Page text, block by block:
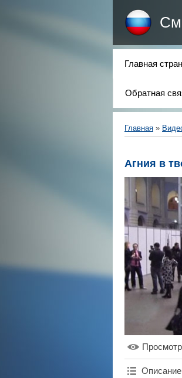
Главная
Обратная
Главная »
Агния в